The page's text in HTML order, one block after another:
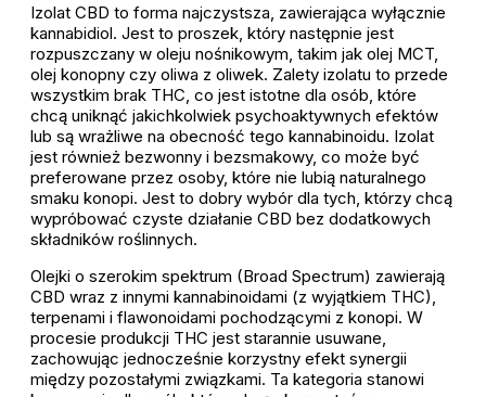
Izolat CBD to forma najczystsza, zawierająca wyłącznie
kannabidiol. Jest to proszek, który następnie jest
rozpuszczany w oleju nośnikowym, takim jak olej MCT,
olej konopny czy oliwa z oliwek. Zalety izolatu to przede
wszystkim brak THC, co jest istotne dla osób, które
chcą uniknąć jakichkolwiek psychoaktywnych efektów
lub są wrażliwe na obecność tego kannabinoidu. Izolat
jest również bezwonny i bezsmakowy, co może być
preferowane przez osoby, które nie lubią naturalnego
smaku konopi. Jest to dobry wybór dla tych, którzy chcą
wypróbować czyste działanie CBD bez dodatkowych
składników roślinnych.
Olejki o szerokim spektrum (Broad Spectrum) zawierają
CBD wraz z innymi kannabinoidami (z wyjątkiem THC),
terpenami i flawonoidami pochodzącymi z konopi. W
procesie produkcji THC jest starannie usuwane,
zachowując jednocześnie korzystny efekt synergii
między pozostałymi związkami. Ta kategoria stanowi